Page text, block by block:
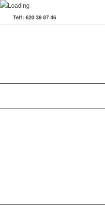
Telf: 620 39 87 46